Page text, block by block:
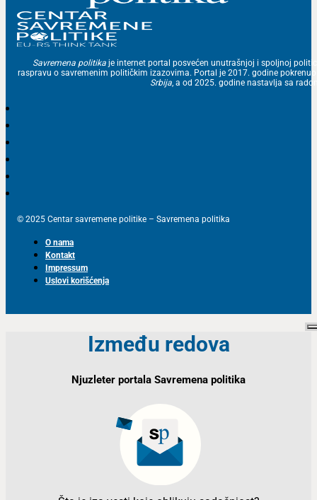
Savremena politika je internet portal posvećen unutrašnjoj i spoljnoj
raspravu o savremenim političkim izazovima. Portal je 2017. godine
Srbija, a od 2025. godine nastavlja sa
© 2025 Centar savremene politike – Savremena politika
O nama
Kontakt
Impressum
Uslovi korišćenja
Između redova
Njuzleter portala Savremena politika